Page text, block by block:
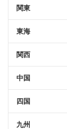
関東
東海
関西
中国
四国
九州